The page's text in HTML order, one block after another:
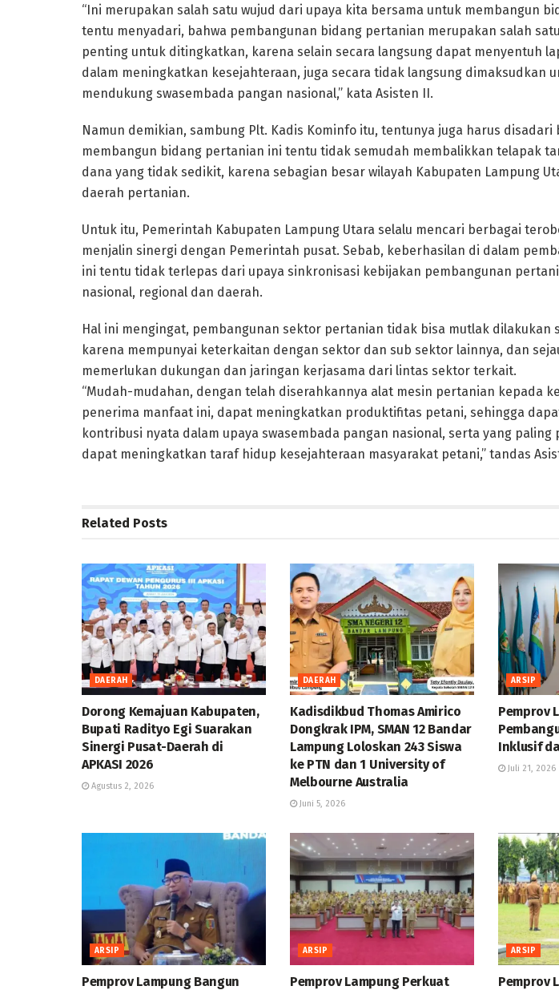
“Ini merupakan salah satu wujud dari upaya kita bersama untuk membangun
tentu menyadari, bahwa pembangunan bidang pertanian merupakan salah
penting untuk ditingkatkan, karena selain secara langsung dapat menyentuh
dalam meningkatkan kesejahteraan, juga secara tidak langsung dimaksudkan
mendukung swasembada pangan nasional,” kata Asisten II.
Namun demikian, sambung Plt. Kadis Kominfo itu, tentunya juga harus disadari
membangun bidang pertanian ini tentu tidak semudah membalikkan telapak
dana yang tidak sedikit, karena sebagian besar wilayah Kabupaten Lampung
daerah pertanian.
Untuk itu, Pemerintah Kabupaten Lampung Utara selalu mencari berbagai
menjalin sinergi dengan Pemerintah pusat. Sebab, keberhasilan di dalam
ini tentu tidak terlepas dari upaya sinkronisasi kebijakan pembangunan
nasional, regional dan daerah.
Hal ini mengingat, pembangunan sektor pertanian tidak bisa mutlak dilakukan
karena mempunyai keterkaitan dengan sektor dan sub sektor lainnya, dan
memerlukan dukungan dan jaringan kerjasama dari lintas sektor terkait.
“Mudah-mudahan, dengan telah diserahkannya alat mesin pertanian kepada
penerima manfaat ini, dapat meningkatkan produktifitas petani, sehingga
kontribusi nyata dalam upaya swasembada pangan nasional, serta yang paling
dapat meningkatkan taraf hidup kesejahteraan masyarakat petani,” tandas
Related Posts
DAERAH
Dorong Kemajuan Kabupaten,
Bupati Radityo Egi Suarakan
Sinergi Pusat-Daerah di
APKASI 2026
Agustus 2, 2026
DAERAH
Kadisdikbud Thomas Amirico
Dongkrak IPM, SMAN 12 Bandar
Lampung Loloskan 243 Siswa
ke PTN dan 1 University of
Melbourne Australia
Juni 5, 2026
ARSIP
Pemprov
Inklusif
Juli 21, 2026
ARSIP
Pemprov Lampung Bangun
ARSIP
Pemprov Lampung Perkuat
ARSIP
Pemprov